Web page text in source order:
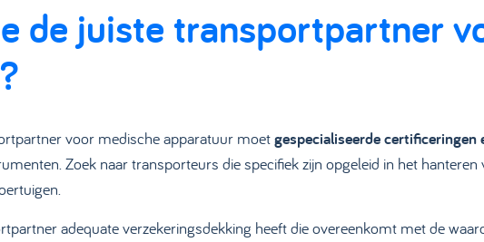
de juiste transportpartner
voor medische apparatuur moetgespecialiseerde certificeringen
Zoek naar transporteurs die specifiek zijn opgeleid in het
adequate verzekeringsdekking heeft die overeenkomt met de